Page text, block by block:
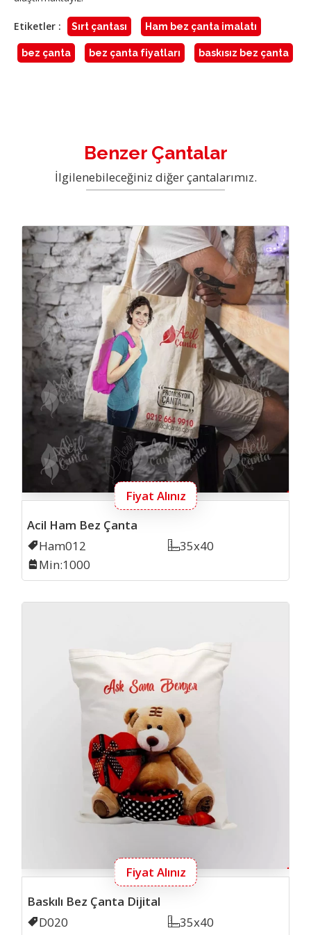
Etiketler : Sırt çantası Ham bez çanta imalatı
bez çanta bez çanta fiyatları baskısız bez çanta
Benzer Çantalar
İlgilenebileceğiniz diğer çantalarımız.
Acil
Fiyat Alınız
Acil Ham Bez Çanta
Kodu
Ham012 Ölçü
35x40
Min. İmalat
Min:1000
Fiyat Alınız
Baskılı Bez Çanta Dijital
Kodu
D020 Ölçü
35x40